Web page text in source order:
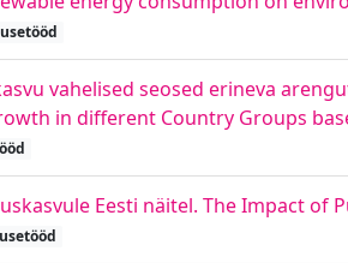
vahelised seosed erineva
in different Country Groups
Eesti näitel. The Impact of